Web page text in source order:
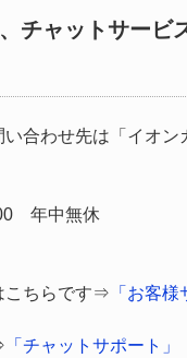
チャットサービ
合わせ先は「イオン
年中無休
こちらです⇒ 「お客様
「チャットサポート」